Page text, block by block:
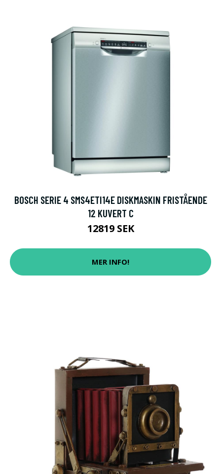
BOSCH SERIE 4 SMS4ETI14E DISKMASKIN FRISTÅENDE
12 KUVERT C
12819 SEK
MER INFO!